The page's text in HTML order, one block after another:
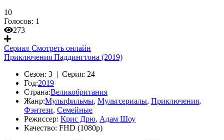
10
Голосов: 1
273
Сериал Смотреть онлайн
Приключения Паддингтона (2019)
Сезон: 3 | Серия: 24
Год:2019
Страна:Великобритания
Жанр:Мультфильмы, Мультсериалы, Приключения,
Фэнтези, Семейные
Режиссер: Крис Дрю, Адам Шоу
Качество: FHD (1080p)